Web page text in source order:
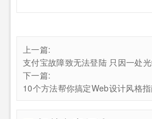
上一篇:
支付宝故障致无法登陆 只因一处
下一篇:
10个方法帮你搞定Web设计风格